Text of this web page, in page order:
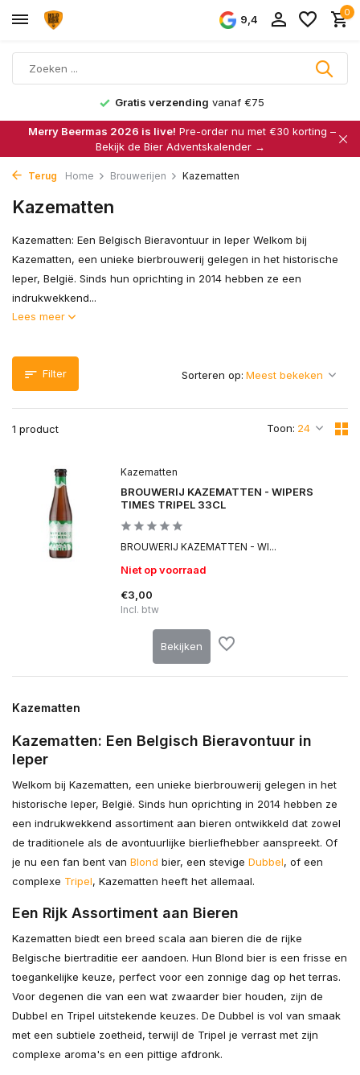
9,4
0
Gratis verzending vanaf €75
Merry Beermas 2026 is live! Pre-order nu met €30 korting –
Bekijk de Bier Adventskalender →
Terug Home Brouwerijen Kazematten
Kazematten
Kazematten: Een Belgisch Bieravontuur in Ieper Welkom bij
Kazematten, een unieke bierbrouwerij gelegen in het historische
Ieper, België. Sinds hun oprichting in 2014 hebben ze een
indrukwekkend...
Lees meer
Filter
1 product Toon:
Sorteren op:
Kazematten
BROUWERIJ KAZEMATTEN - WIPERS
TIMES TRIPEL 33CL
BROUWERIJ KAZEMATTEN - WI...
Niet op voorraad
€3,00
Incl. btw
Bekijken
Kazematten
Kazematten: Een Belgisch Bieravontuur in
Ieper
Welkom bij Kazematten, een unieke bierbrouwerij gelegen in het
historische Ieper, België. Sinds hun oprichting in 2014 hebben ze
een indrukwekkend assortiment aan bieren ontwikkeld dat zowel
de traditionele als de avontuurlijke bierliefhebber aanspreekt. Of
je nu een fan bent van Blond bier, een stevige Dubbel, of een
complexe Tripel, Kazematten heeft het allemaal.
Een Rijk Assortiment aan Bieren
Kazematten biedt een breed scala aan bieren die de rijke
Belgische biertraditie eer aandoen. Hun Blond bier is een frisse en
toegankelijke keuze, perfect voor een zonnige dag op het terras.
Voor degenen die van een wat zwaarder bier houden, zijn de
Dubbel en Tripel uitstekende keuzes. De Dubbel is vol van smaak
met een subtiele zoetheid, terwijl de Tripel je verrast met zijn
complexe aroma's en een pittige afdronk.